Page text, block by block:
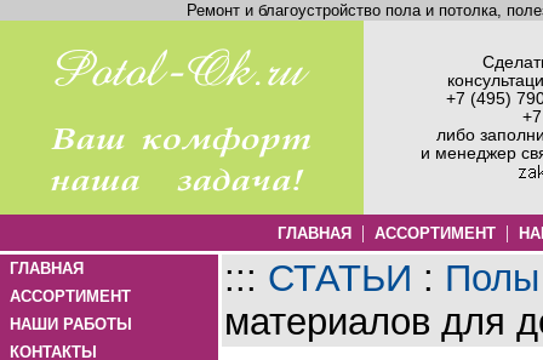
Ремонт и благоустройство пола и потолка,
+7 (495)
либо
и менеджер
ГЛАВНАЯ | АССОРТИМЕНТ |
ГЛАВНАЯ
АССОРТИМЕНТ
НАШИ РАБОТЫ
КОНТАКТЫ
::: СТАТЬИ : Полы
материалов для